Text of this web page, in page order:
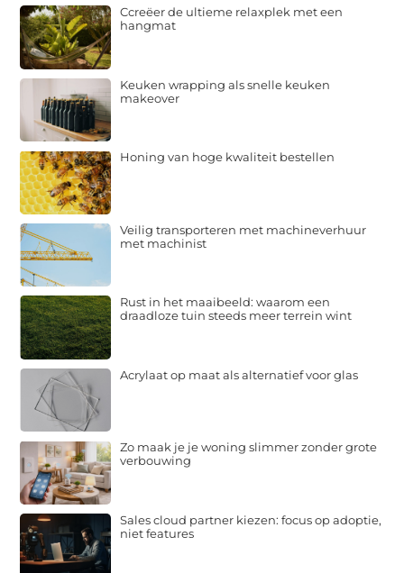
Ccreëer de ultieme relaxplek met een
hangmat
Keuken wrapping als snelle keuken
makeover
Honing van hoge kwaliteit bestellen
Veilig transporteren met machineverhuur
met machinist
Rust in het maaibeeld: waarom een
draadloze tuin steeds meer terrein wint
Acrylaat op maat als alternatief voor glas
Zo maak je je woning slimmer zonder grote
verbouwing
Sales cloud partner kiezen: focus op adoptie,
niet features